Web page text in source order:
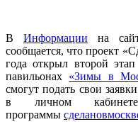
В Информации на
сообщается, что проект
года открыл второй
павильонах «Зимы в
смогут подать свои
в личном
программы